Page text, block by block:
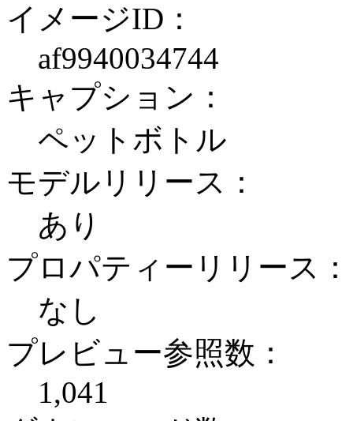
イメージID：
af9940034744
キャプション：
ペットボトル
モデルリリース：
あり
プロパティーリリース：
なし
プレビュー参照数：
1,041